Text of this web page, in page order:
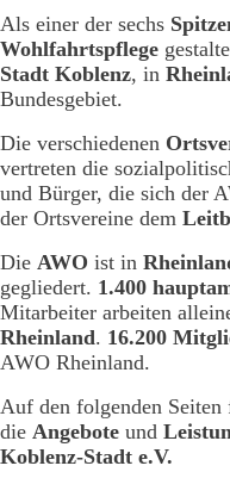
Als einer der sechs
Wohlfahrtspflege
Stadt Koblenz, in
Bundesgebiet.
Die verschiedenen
vertreten die
und Bürger, die sich der
der Ortsvereine dem
Die AWO ist in
gegliedert. 1.400
Mitarbeiter arbeiten
Rheinland. 16.200
AWO Rheinland.
Auf den folgenden
die Angebote und
Koblenz-Stadt e.V.